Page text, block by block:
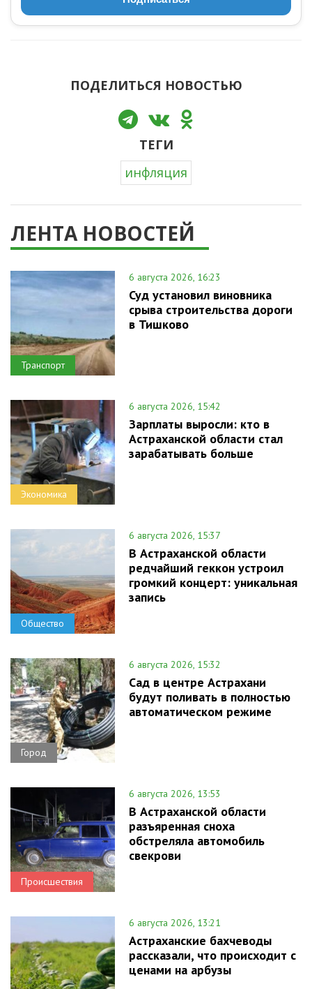
ПОДЕЛИТЬСЯ НОВОСТЬЮ
ТЕГИ
инфляция
ЛЕНТА НОВОСТЕЙ
Транспорт
6 августа 2026, 16:23
Суд установил виновника
срыва строительства дороги
в Тишково
Экономика
6 августа 2026, 15:42
Зарплаты выросли: кто в
Астраханской области стал
зарабатывать больше
Общество
6 августа 2026, 15:37
В Астраханской области
редчайший геккон устроил
громкий концерт: уникальная
запись
Город
6 августа 2026, 15:32
Сад в центре Астрахани
будут поливать в полностью
автоматическом режиме
Происшествия
6 августа 2026, 13:53
В Астраханской области
разъяренная сноха
обстреляла автомобиль
свекрови
6 августа 2026, 13:21
Астраханские бахчеводы
рассказали, что происходит с
ценами на арбузы